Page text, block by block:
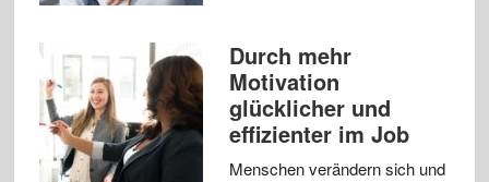
Durch mehr
Motivation
glücklicher und
effizienter im Job
Menschen verändern sich und